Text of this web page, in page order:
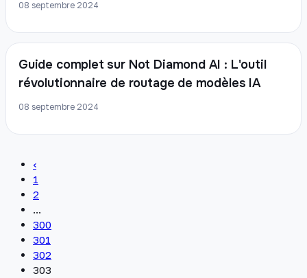
08 septembre 2024
Guide complet sur Not Diamond AI : L'outil
révolutionnaire de routage de modèles IA
08 septembre 2024
‹
1
2
...
300
301
302
303